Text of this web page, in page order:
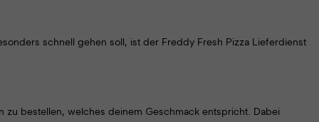
schnell gehen soll, ist der Freddy Fresh Pizza Lieferdienst
bestellen, welches deinem Geschmack entspricht. Dabei